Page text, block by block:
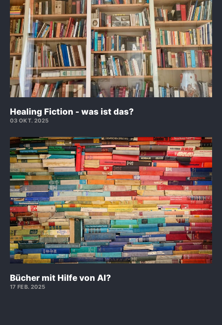
Healing Fiction - was ist das?
03 OKT. 2025
Bücher mit Hilfe von AI?
17 FEB. 2025